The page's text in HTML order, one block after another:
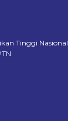
Tinggi Nasional